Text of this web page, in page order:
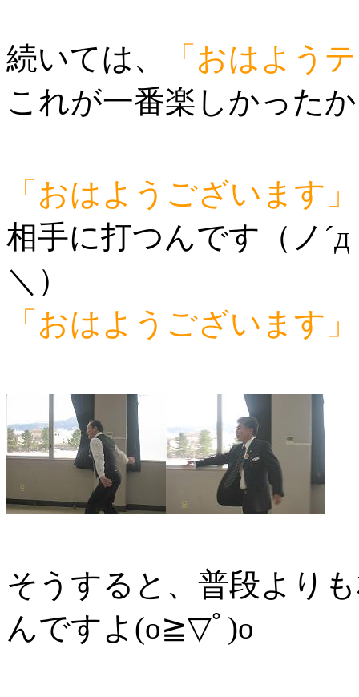
続いては、
「おはよう
これが一番楽しかった
「おはようございます」
相手に打つんです（ノ
＼）
「おはようございます」
そうすると、普段より
んですよ(o≧▽ﾟ)o